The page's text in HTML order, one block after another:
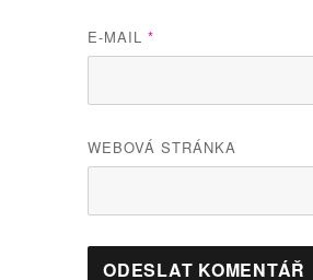
E-MAIL*
WEBOVÁ STRÁNKA